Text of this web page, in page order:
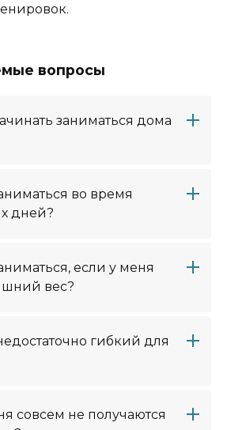
вопросы
заниматься дома
во время
дней?
если у меня
вес?
гибкий для
совсем не получаются